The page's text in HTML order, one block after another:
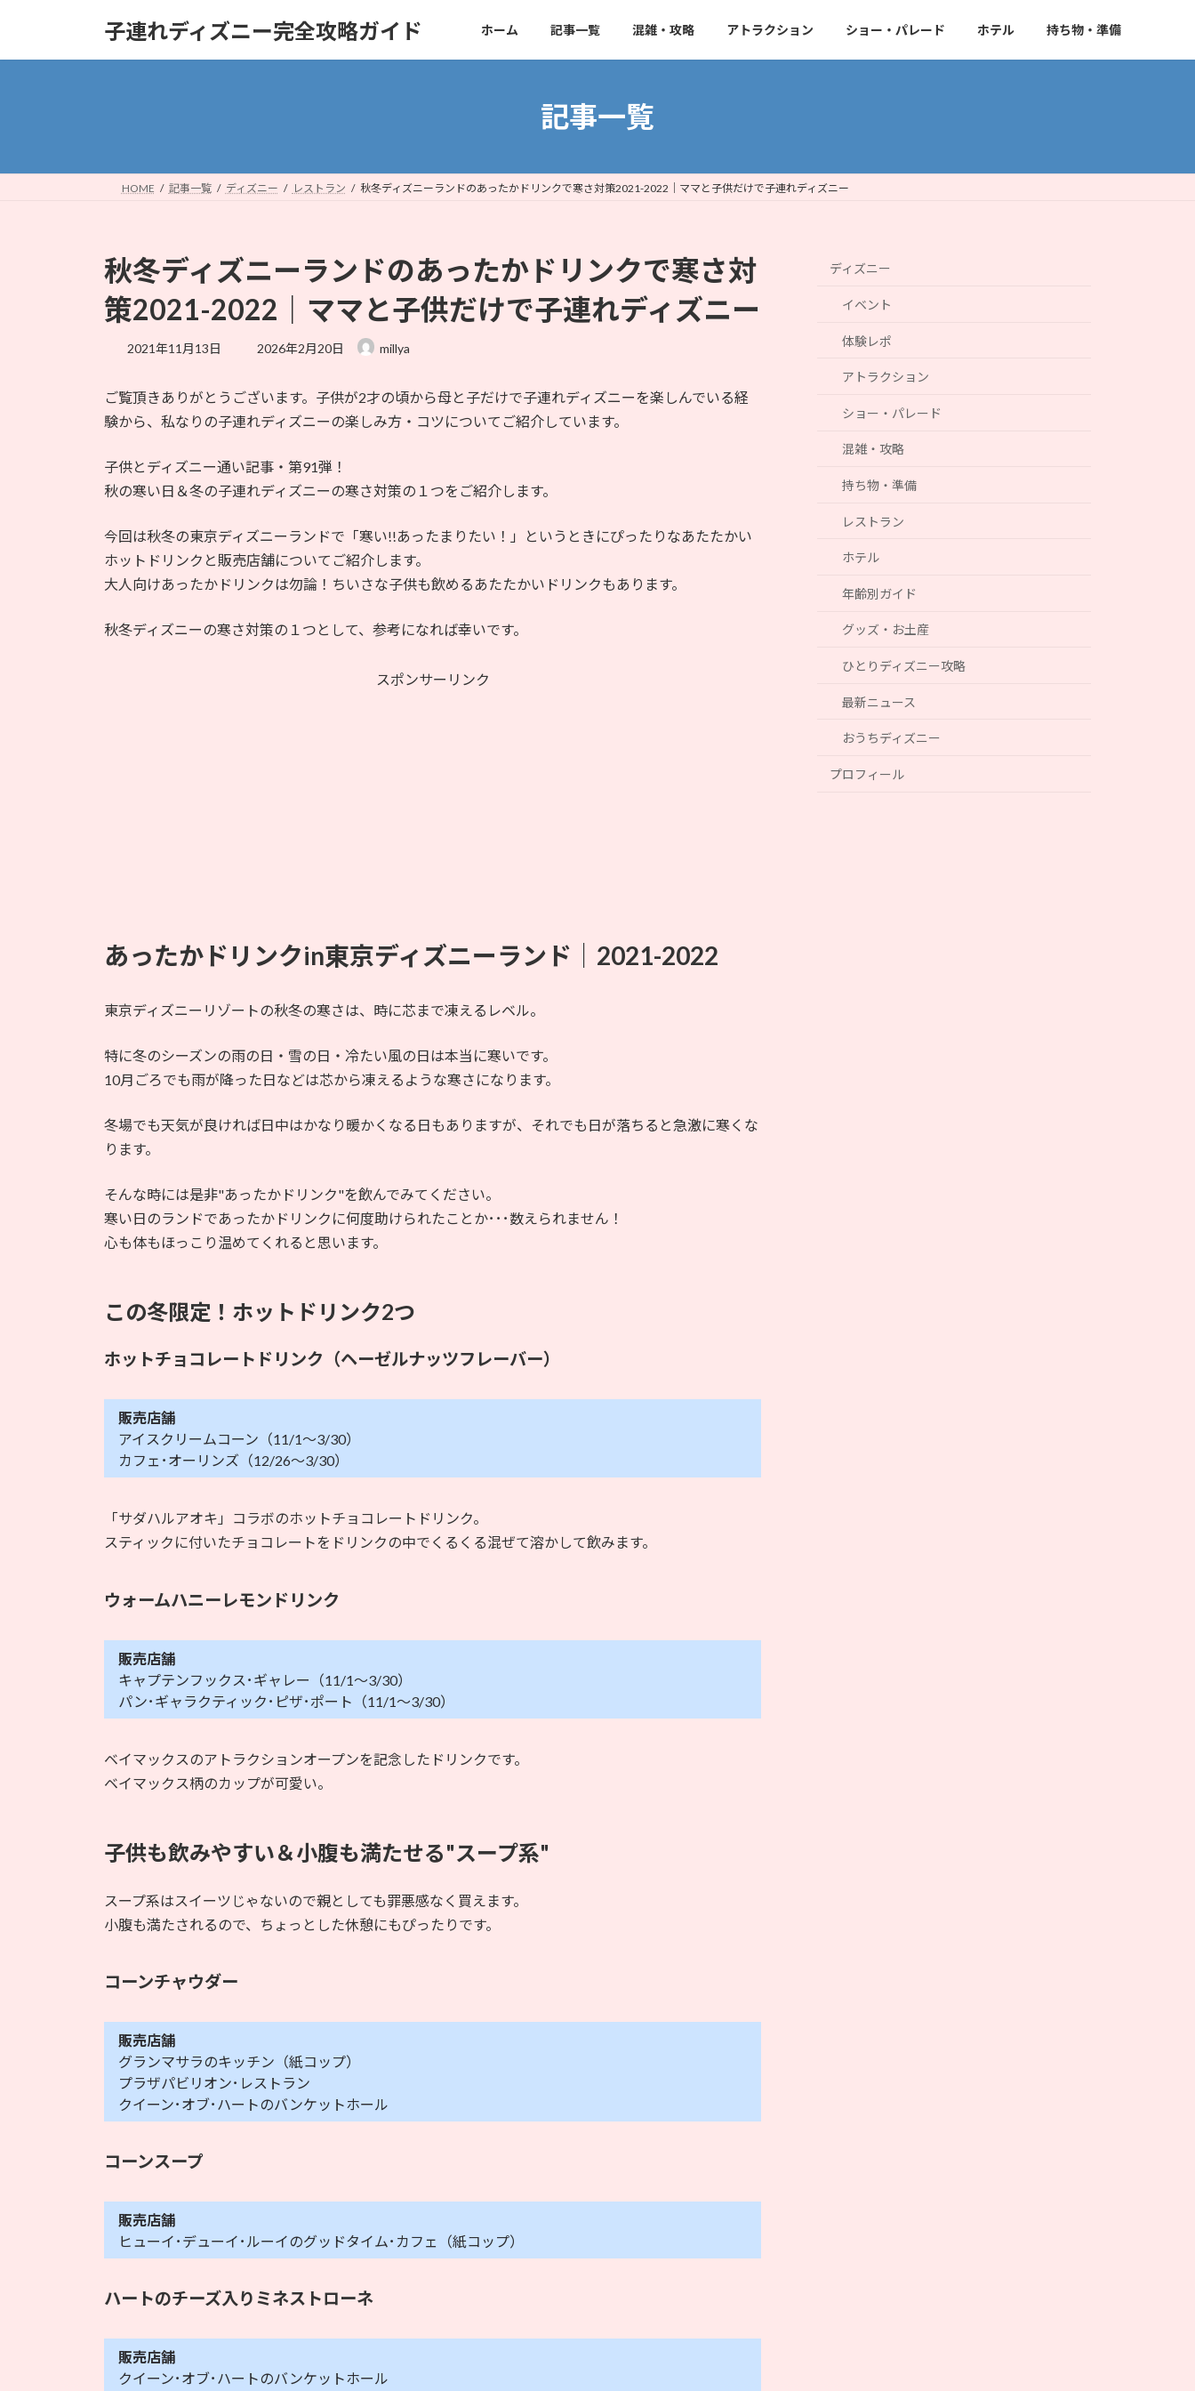
子連れディズニー完全攻略ガイド ホーム 記事一覧 混雑・攻略 アトラクション ショー・パレード ホテル 持ち物・準備
記事一覧
HOME 記事一覧 ディズニー レストラン 秋冬ディズニーランドのあったかドリンクで寒さ対策2021-2022｜ママと子供だけで子連れディズニー
秋冬ディズニーランドのあったかドリンクで寒さ対
策2021-2022｜ママと子供だけで子連れディズニー
2021年11月13日
最
新
日
2026年2月20日 millya
ご覧頂きありがとうございます。子供が2才の頃から母と子だけで子連れディズニーを楽しんでいる経
験から、私なりの子連れディズニーの楽しみ方・コツについてご紹介しています。
子供とディズニー通い記事・第91弾！
秋の寒い日＆冬の子連れディズニーの寒さ対策の１つをご紹介します。
今回は秋冬の東京ディズニーランドで「寒い!!あったまりたい！」というときにぴったりなあたたかい
ホットドリンクと販売店舗についてご紹介します。
大人向けあったかドリンクは勿論！ちいさな子供も飲めるあたたかいドリンクもあります。
秋冬ディズニーの寒さ対策の１つとして、参考になれば幸いです。
スポンサーリンク
あったかドリンクin東京ディズニーランド｜2021-2022
東京ディズニーリゾートの秋冬の寒さは、時に芯まで凍えるレベル。
特に冬のシーズンの雨の日・雪の日・冷たい風の日は本当に寒いです。
10月ごろでも雨が降った日などは芯から凍えるような寒さになります。
冬場でも天気が良ければ日中はかなり暖かくなる日もありますが、それでも日が落ちると急激に寒くな
ります。
そんな時には是非"あったかドリンク"を飲んでみてください。
寒い日のランドであったかドリンクに何度助けられたことか･･･数えられません！
心も体もほっこり温めてくれると思います。
この冬限定！ホットドリンク2つ
ホットチョコレートドリンク（ヘーゼルナッツフレーバー）
販売店舗
アイスクリームコーン（11/1～3/30）
カフェ･オーリンズ（12/26～3/30）
「サダハルアオキ」コラボのホットチョコレートドリンク。
スティックに付いたチョコレートをドリンクの中でくるくる混ぜて溶かして飲みます。
ウォームハニーレモンドリンク
販売店舗
キャプテンフックス･ギャレー（11/1～3/30）
パン･ギャラクティック･ピザ･ポート（11/1～3/30）
ベイマックスのアトラクションオープンを記念したドリンクです。
ベイマックス柄のカップが可愛い。
子供も飲みやすい＆小腹も満たせる"スープ系"
スープ系はスイーツじゃないので親としても罪悪感なく買えます。
小腹も満たされるので、ちょっとした休憩にもぴったりです。
コーンチャウダー
販売店舗
グランマサラのキッチン（紙コップ）
プラザパビリオン･レストラン
クイーン･オブ･ハートのバンケットホール
コーンスープ
販売店舗
ヒューイ･デューイ･ルーイのグッドタイム･カフェ（紙コップ）
ハートのチーズ入りミネストローネ
販売店舗
クイーン･オブ･ハートのバンケットホール
ディズニー
イベント
体験レポ
アトラクション
ショー・パレード
混雑・攻略
持ち物・準備
レストラン
ホテル
年齢別ガイド
グッズ・お土産
ひとりディズニー攻略
最新ニュース
おうちディズニー
プロフィール